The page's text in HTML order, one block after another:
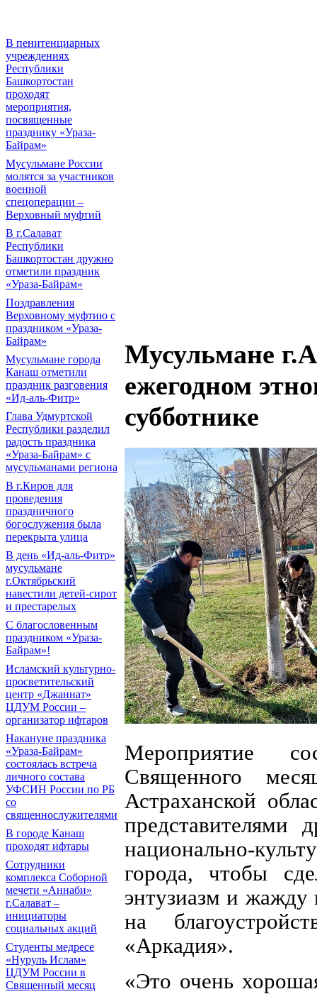
В пенитенциарных
учреждениях
Республики
Башкортостан
проходят
мероприятия,
посвященные
празднику «Ураза-
Байрам»
Мусульмане России
молятся за участников
военной
спецоперации –
Верховный муфтий
В г.Салават
Республики
Башкортостан дружно
отметили праздник
«Ураза-Байрам»
Поздравления
Верховному муфтию с
праздником «Ураза-
Байрам»
Мусульмане города
Канаш отметили
праздник разговения
«Ид-аль-Фитр»
Глава Удмуртской
Республики разделил
радость праздника
«Ураза-Байрам» с
мусульманами региона
В г.Киров для
проведения
праздничного
богослужения была
перекрыта улица
В день «Ид-аль-Фитр»
мусульмане
г.Октябрьский
навестили детей-сирот
и престарелых
С благословенным
праздником «Ураза-
Байрам»!
Исламский культурно-
просветительский
центр «Джаннат»
ЦДУМ России –
организатор ифтаров
Накануне праздника
«Ураза-Байрам»
состоялась встреча
личного состава
УФСИН России по РБ
со
священнослужителями
В городе Канаш
проходят ифтары
Сотрудники
комплекса Соборной
мечети «Аннаби»
г.Салават –
инициаторы
социальных акций
Cтуденты медресе
«Нуруль Ислам»
ЦДУМ России в
Священный месяц
Мусульмане
ежегодном
субботнике
Мероприятие
Священного
Астраханской
представителями
национально-
города, чтобы
энтузиазм и
на
«Аркадия».
«Это очень